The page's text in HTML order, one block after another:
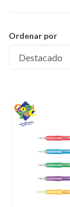
Ordenar por